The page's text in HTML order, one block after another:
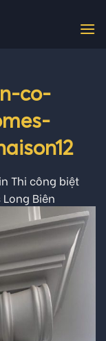
co-
in Thi công biệt
Biên